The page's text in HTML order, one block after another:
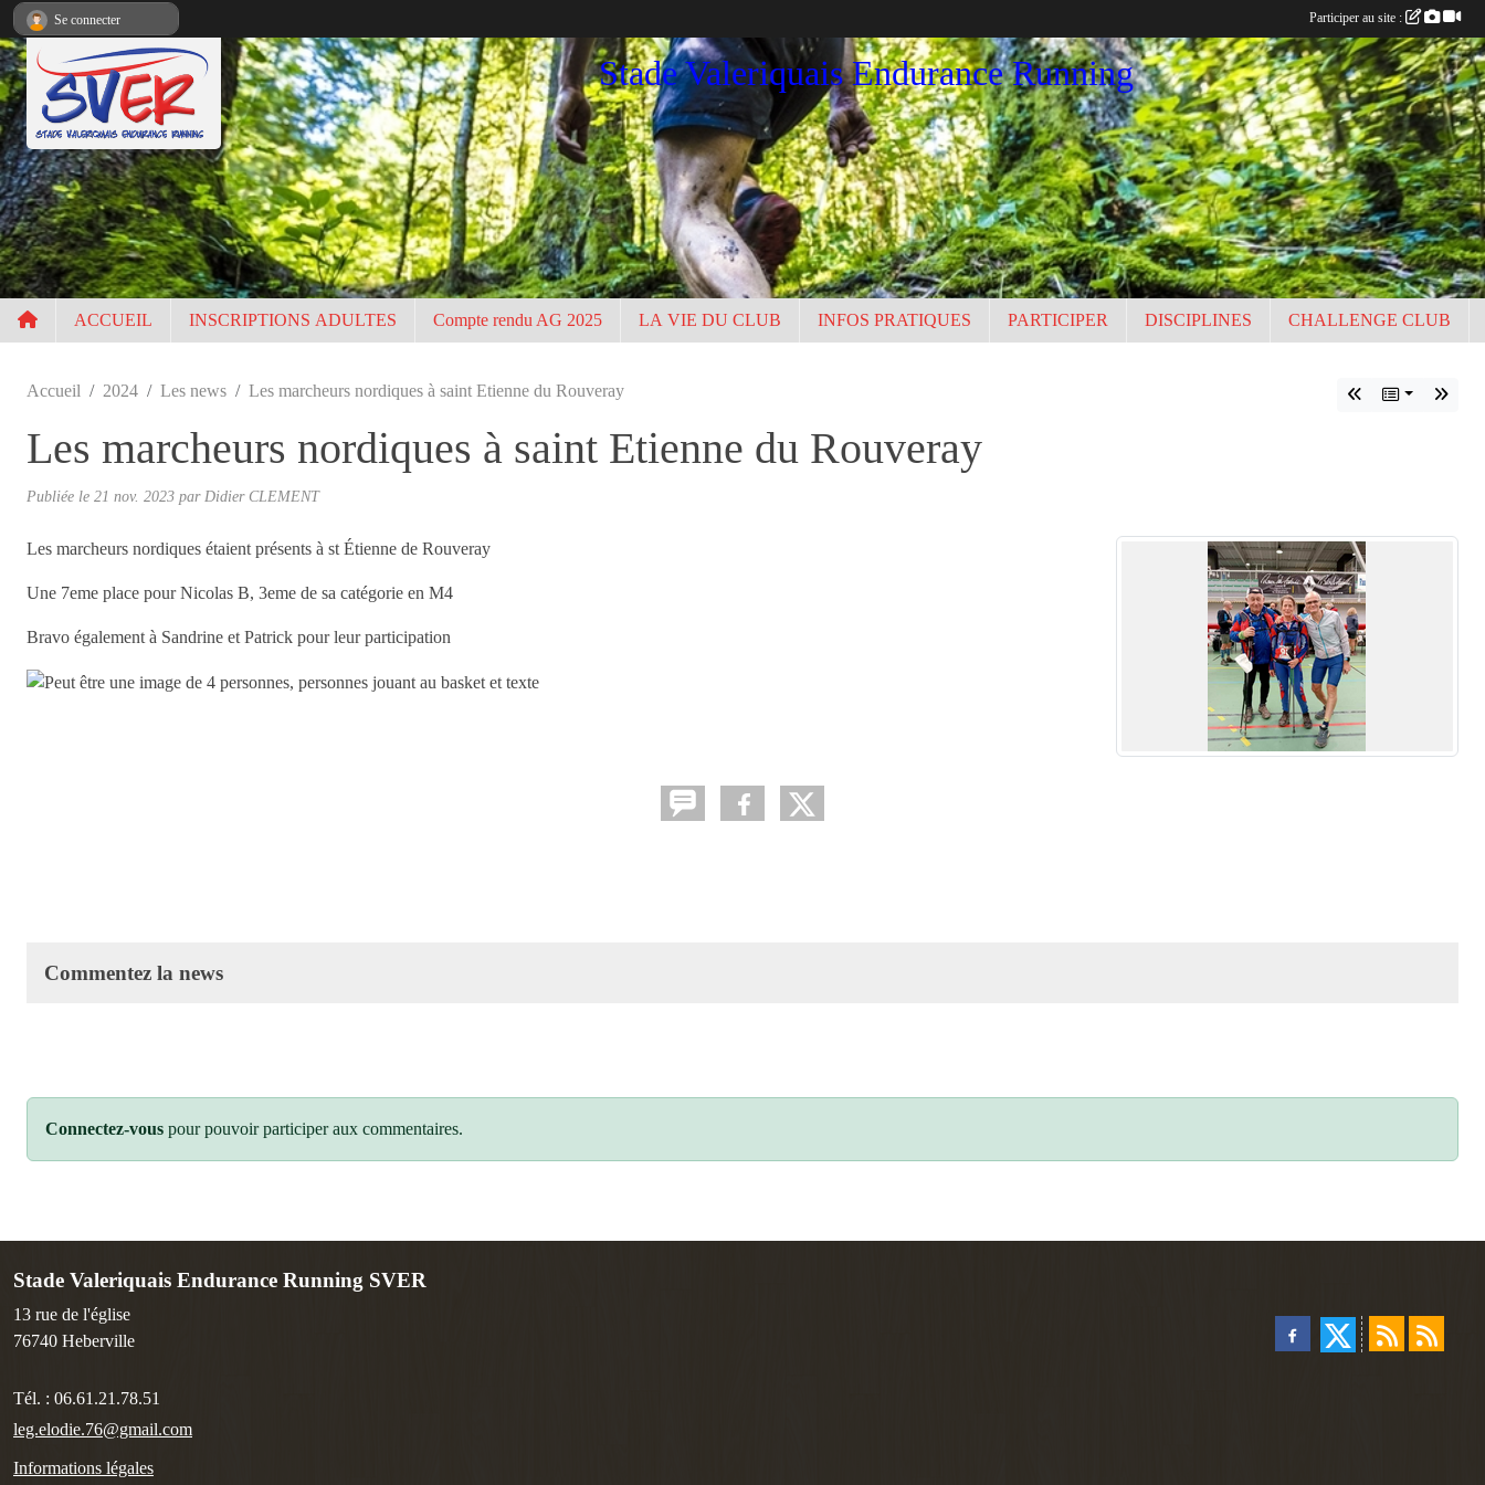
Stade Valeriquais Endurance Running
ACCUEIL INSCRIPTIONS ADULTES Compte rendu AG 2025 LA VIE DU CLUB INFOS PRATIQUES PARTICIPER DISCIPLINES CHALLENGE CLUB
Accueil 2024 Les news Les marcheurs nordiques à saint Etienne du Rouveray
Les marcheurs nordiques à saint Etienne du Rouveray
Publiée le 21 nov. 2023 par Didier CLEMENT
Les marcheurs nordiques étaient présents à st Étienne de Rouveray
Une 7eme place pour Nicolas B, 3eme de sa catégorie en M4
Bravo également à Sandrine et Patrick pour leur participation
Commentez la news
Connectez-vous pour pouvoir participer aux commentaires.
Stade Valeriquais Endurance Running SVER
13 rue de l'église
76740 Heberville
Tél. : 06.61.21.78.51
leg.elodie.76@gmail.com
Informations légales
Se connecter Participer au site :
Panneau de gestion des cookies